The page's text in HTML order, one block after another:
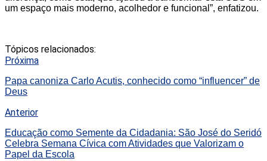
um espaço mais moderno, acolhedor e funcional”, enfatizou.
Tópicos relacionados:
Próxima
Papa canoniza Carlo Acutis, conhecido como “influencer” de
Deus
Anterior
Educação como Semente da Cidadania: São José do Seridó
Celebra Semana Cívica com Atividades que Valorizam o
Papel da Escola